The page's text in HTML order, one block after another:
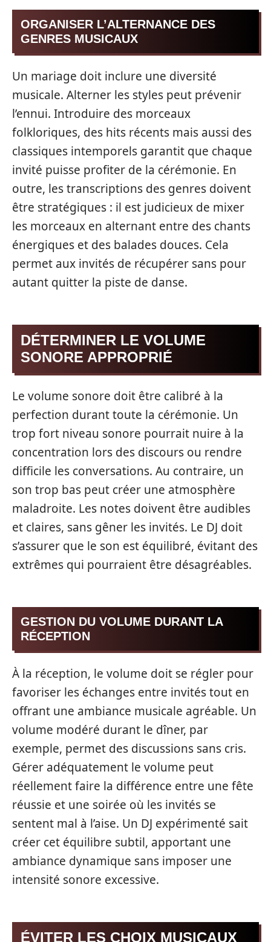
ORGANISER L’ALTERNANCE DES
GENRES MUSICAUX
Un mariage doit inclure une diversité
musicale. Alterner les styles peut prévenir
l’ennui. Introduire des morceaux
folkloriques, des hits récents mais aussi des
classiques intemporels garantit que chaque
invité puisse profiter de la cérémonie. En
outre, les transcriptions des genres doivent
être stratégiques : il est judicieux de mixer
les morceaux en alternant entre des chants
énergiques et des balades douces. Cela
permet aux invités de récupérer sans pour
autant quitter la piste de danse.
DÉTERMINER LE VOLUME
SONORE APPROPRIÉ
Le volume sonore doit être calibré à la
perfection durant toute la cérémonie. Un
trop fort niveau sonore pourrait nuire à la
concentration lors des discours ou rendre
difficile les conversations. Au contraire, un
son trop bas peut créer une atmosphère
maladroite. Les notes doivent être audibles
et claires, sans gêner les invités. Le DJ doit
s’assurer que le son est équilibré, évitant des
extrêmes qui pourraient être désagréables.
GESTION DU VOLUME DURANT LA
RÉCEPTION
À la réception, le volume doit se régler pour
favoriser les échanges entre invités tout en
offrant une ambiance musicale agréable. Un
volume modéré durant le dîner, par
exemple, permet des discussions sans cris.
Gérer adéquatement le volume peut
réellement faire la différence entre une fête
réussie et une soirée où les invités se
sentent mal à l’aise. Un DJ expérimenté sait
créer cet équilibre subtil, apportant une
ambiance dynamique sans imposer une
intensité sonore excessive.
ÉVITER LES CHOIX MUSICAUX